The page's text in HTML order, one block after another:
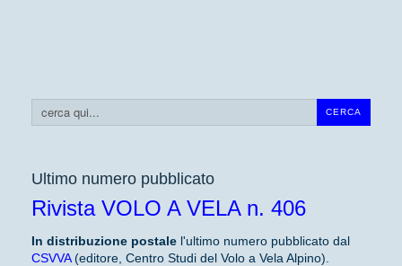
CERCA
Ultimo numero pubblicato
Rivista VOLO A VELA n. 406
In distribuzione postale l'ultimo numero pubblicato dal
CSVVA(editore, Centro Studi del Volo a Vela Alpino).